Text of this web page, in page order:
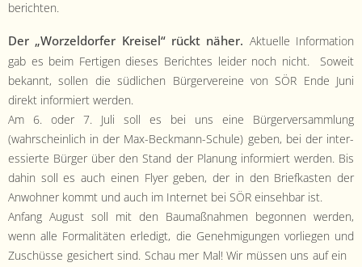
berichten.
Der „Worzel­dor­fer Kreisel“ rückt näher. Aktuelle Infor­ma­tion
gab es beim Fer­ti­gen dieses Bericht­es lei­der noch nicht. Soweit
bekan­nt, sollen die südlichen Bürg­ervere­ine von SÖR Ende Juni
direkt informiert wer­den.
Am 6. oder 7. Juli soll es bei uns eine Bürg­erver­samm­lung
(wahrschein­lich in der Max-Beck­mann-Schule) geben, bei der inter­
essierte Bürg­er über den Stand der Pla­nung informiert wer­den. Bis
dahin soll es auch einen Fly­er geben, der in den Briefkas­ten der
Anwohn­er kommt und auch im Inter­net bei SÖR ein­se­hbar ist.
Anfang August soll mit den Bau­maß­nah­men begonnen wer­den,
wenn alle For­mal­itäten erledigt, die Genehmi­gun­gen vor­liegen und
Zuschüsse gesichert sind. Schau mer Mal! Wir müssen uns auf ein